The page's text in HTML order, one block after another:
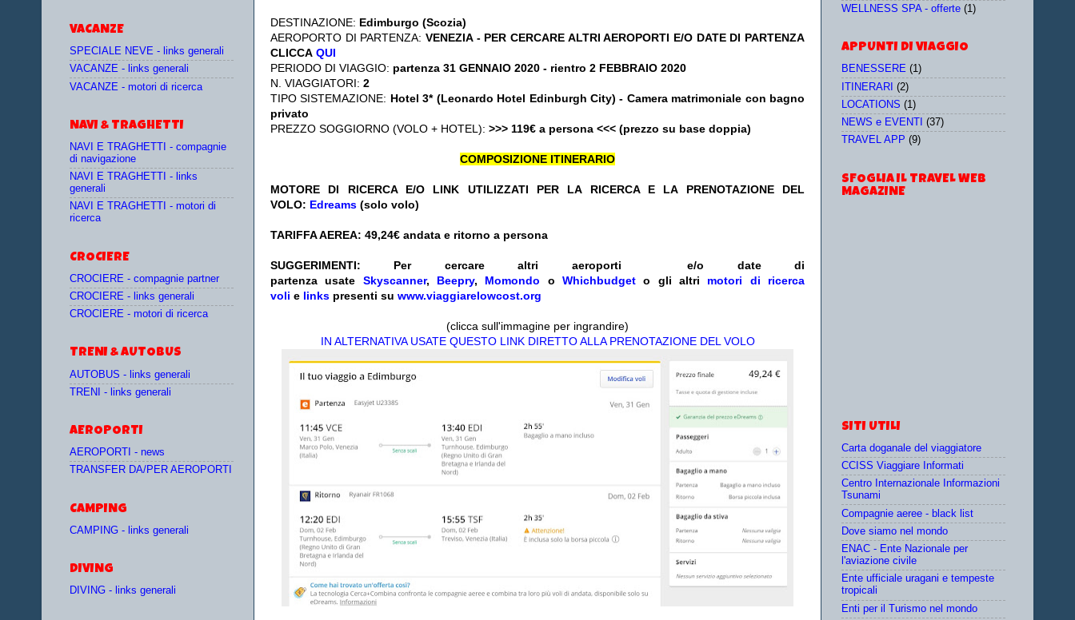
DESTINAZIONE: Edimburgo (Scozia)
AEROPORTO DI PARTENZA: VENEZIA - PER CERCARE ALTRI AEROPORTI E/O DATE DI PARTENZA
CLICCA QUI
PERIODO DI VIAGGIO: partenza 31 GENNAIO 2020 - rientro 2 FEBBRAIO 2020
N. VIAGGIATORI: 2
TIPO SISTEMAZIONE: Hotel 3* (Leonardo Hotel Edinburgh City) - Camera matrimoniale con bagno
privato
PREZZO SOGGIORNO (VOLO + HOTEL): >>> 119€ a persona <<< (prezzo su base doppia)
COMPOSIZIONE ITINERARIO
MOTORE DI RICERCA E/O LINK UTILIZZATI PER LA RICERCA E LA PRENOTAZIONE DEL
VOLO: Edreams (solo volo)
TARIFFA AEREA: 49,24€ andata e ritorno a persona
SUGGERIMENTI: Per cercare altri aeroporti e/o date di
partenza usate Skyscanner, Beepry, Momondo oWhichbudget o gli altri motori di ricerca
voli e links presenti su www.viaggiarelowcost.org
(clicca sull'immagine per ingrandire)
IN ALTERNATIVA USATE QUESTO LINK DIRETTO ALLA PRENOTAZIONE DEL VOLO
VACANZE
SPECIALE NEVE - links generali
VACANZE - links generali
VACANZE - motori di ricerca
NAVI & TRAGHETTI
NAVI E TRAGHETTI - compagnie
di navigazione
NAVI E TRAGHETTI - links
generali
NAVI E TRAGHETTI - motori di
ricerca
CROCIERE
CROCIERE - compagnie partner
CROCIERE - links generali
CROCIERE - motori di ricerca
TRENI & AUTOBUS
AUTOBUS - links generali
TRENI - links generali
AEROPORTI
AEROPORTI - news
TRANSFER DA/PER AEROPORTI
CAMPING
CAMPING - links generali
DIVING
DIVING - links generali
WELLNESS SPA - offerte (1)
APPUNTI DI VIAGGIO
BENESSERE (1)
ITINERARI (2)
LOCATIONS (1)
NEWS e EVENTI
(37)
TRAVEL APP (9)
SFOGLIA IL TRAVEL WEB
MAGAZINE
SITI UTILI
Carta doganale del viaggiatore
CCISS Viaggiare Informati
Centro Internazionale Informazioni
Tsunami
Compagnie aeree - black list
Dove siamo nel mondo
ENAC - Ente Nazionale per
l'aviazione civile
Ente ufficiale uragani e tempeste
tropicali
Enti per il Turismo nel mondo